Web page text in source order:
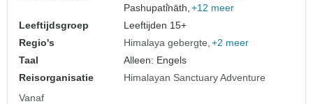
Pashupati̇̄nāth, +12 meer
Leeftijdsgroep
Leeftijden 15+
Regio's
Himalaya gebergte +2 meer
Taal
Alleen: Engels
Reisorganisatie
Himalayan Sanctuary Adventure
Vanaf